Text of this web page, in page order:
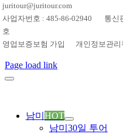
juritour@juritour.com
사업자번호 : 485-86-02940 통신
호
영업보증보험 가입 개인정보관리
Page load link
남미 HOT
남미30일 투어